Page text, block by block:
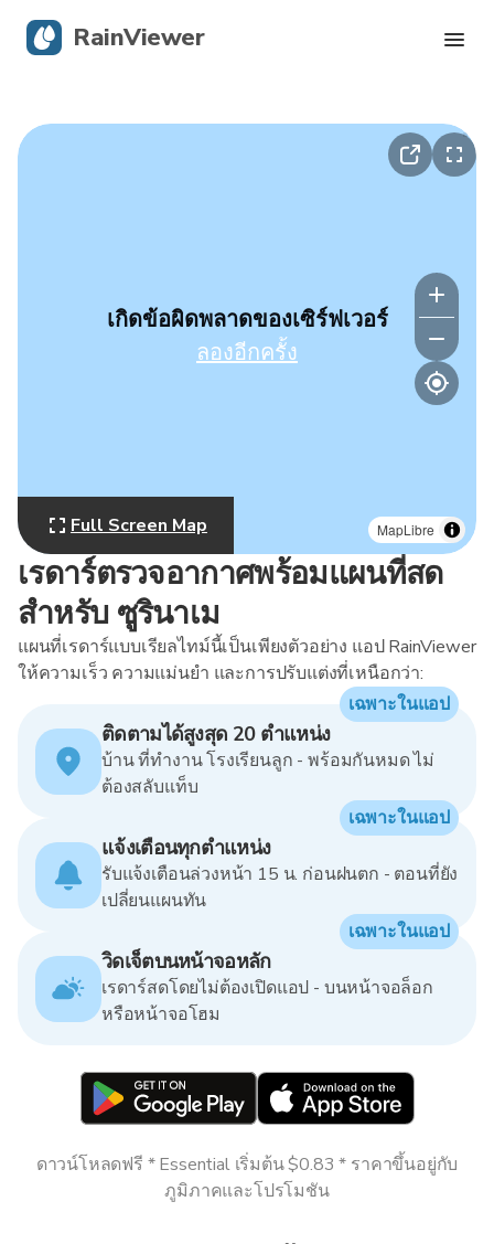
เรดาร์ตรวจอากาศพร้อมแผนที่สด
สำหรับ ซูรินาเม
แผนที่เรดาร์แบบเรียลไทม์นี้เป็นเพียงตัวอย่าง แอป RainViewer
ให้ความเร็ว ความแม่นยำ และการปรับแต่งที่เหนือกว่า:
ติดตามได้สูงสุด 20 ตำแหน่ง
บ้าน ที่ทำงาน โรงเรียนลูก - พร้อมกันหมด ไม่
ต้องสลับแท็บ
เฉพาะในแอป
แจ้งเตือนทุกตำแหน่ง
รับแจ้งเตือนล่วงหน้า 15 น. ก่อนฝนตก - ตอนที่ยัง
เปลี่ยนแผนทัน
เฉพาะในแอป
วิดเจ็ตบนหน้าจอหลัก
เรดาร์สดโดยไม่ต้องเปิดแอป - บนหน้าจอล็อก
หรือหน้าจอโฮม
เฉพาะในแอป
ดาวน์โหลดฟรี * Essential เริ่มต้น $0.83 * ราคาขึ้นอยู่กับ
ภูมิภาคและโปรโมชัน
MapLibre
เกิดข้อผิดพลาดของเซิร์ฟเวอร์
ลองอีกครั้ง
Full Screen Map
RainViewer